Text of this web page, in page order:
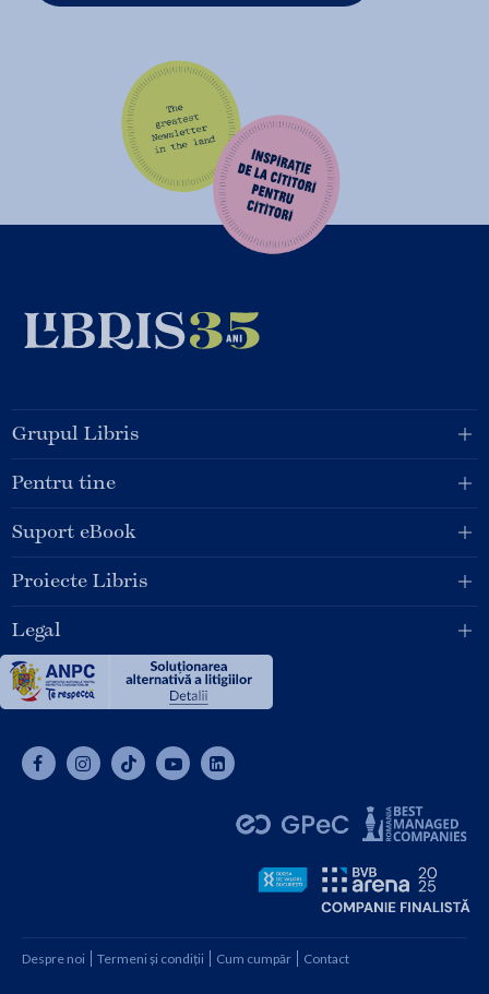
Grupul Libris
Pentru tine
Suport eBook
Proiecte Libris
Legal
Despre noi Termeni și condiții Cum cumpăr Contact